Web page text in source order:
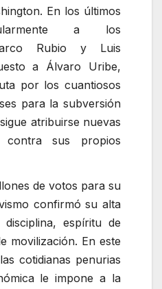
En los últimos
a los
Rubio y Luis
a Álvaro Uribe,
por los cuantiosos
para la subversión
atribuirse nuevas
contra sus propios
de votos para su
confirmó su alta
espíritu de
movilización. En este
cotidianas penurias
le impone a la